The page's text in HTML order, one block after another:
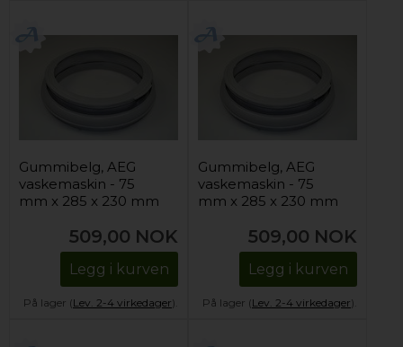
Gummibelg, AEG
vaskemaskin - 75
mm x 285 x 230 mm
509,00 NOK
Legg i kurven
På lager (Lev. 2-4 virkedager).
Gummibelg, AEG
vaskemaskin - 75
mm x 285 x 230 mm
509,00 NOK
Legg i kurven
På lager (Lev. 2-4 virkedager).